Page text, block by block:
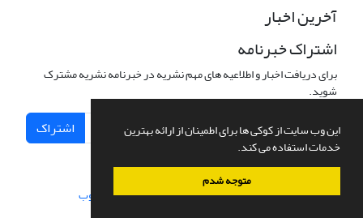
این وب سایت از کوکی ها برای اطمینان از ارائه بهترین
خدمات استفاده می کند.
متوجه شدم
آخرین اخبار
اشتراک خبرنامه
برای دریافت اخبار و اطلاعیه های مهم نشریه در خبرنامه نشریه مشترک
شوید.
اشتراک
سامانه مدیریت نشریات علمی.طراحی و پیاده سازی از سیناوب